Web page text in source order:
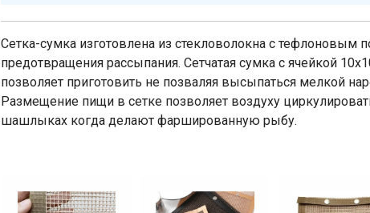
Сетка-сумка изготовлена из стекловолокна с тефлоновым
предотвращения рассыпания. Сетчатая сумка с ячейкой
позволяет приготовить не позваляя высыпаться мелкой
Размещение пищи в сетке позволяет воздуху
шашлыках когда делают фаршированную рыбу.